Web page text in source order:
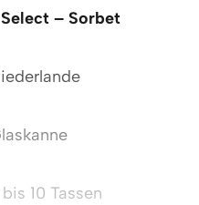
– Sorbet
10 Tassen